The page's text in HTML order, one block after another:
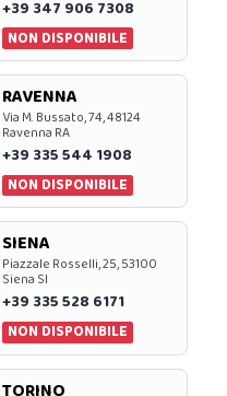
+39 347 906 7308
NON DISPONIBILE
RAVENNA
Via M. Bussato, 74, 48124
Ravenna RA
+39 335 544 1908
NON DISPONIBILE
SIENA
Piazzale Rosselli, 25, 53100
Siena SI
+39 335 528 6171
NON DISPONIBILE